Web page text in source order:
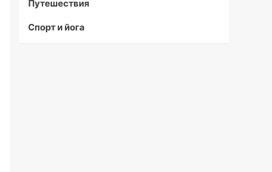
Путешествия
Спорт и йога